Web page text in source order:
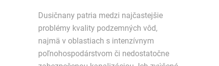
Dusičnany patria medzi najčastejšie
problémy kvality podzemných vôd,
najmä v oblastiach s intenzívnym
poľnohospodárstvom či nedostatočne